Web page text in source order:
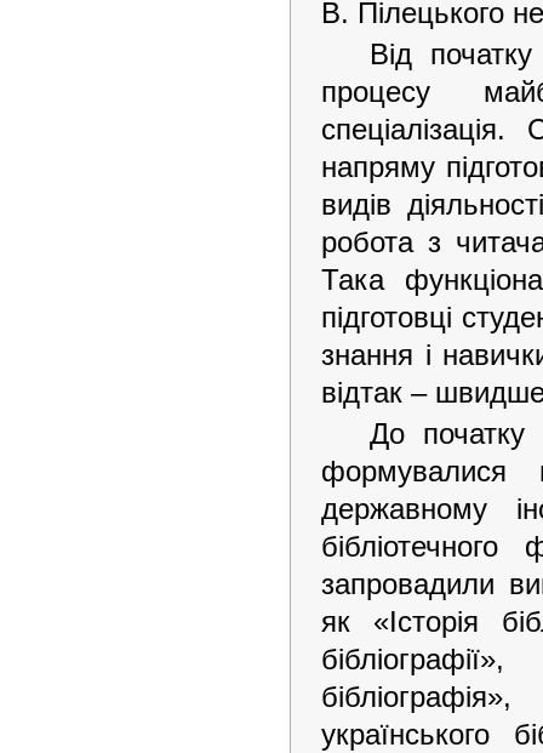
В. Пілецького
Від
процесу
напряму
видів
робота з
Така
підготовці
знання і
відтак –
До початку
формувалися
державному
запровадили
як «Історія
українського